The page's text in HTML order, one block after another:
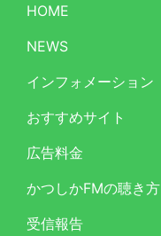
HOME
NEWS
インフォメーション
おすすめサイト
広告料金
かつしかFMの聴き方
受信報告